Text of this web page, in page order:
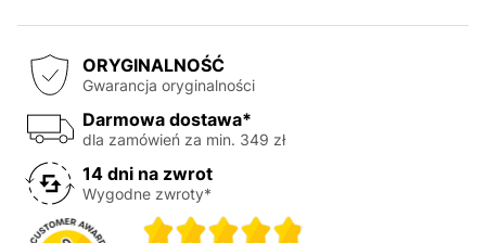
ORYGINALNOŚĆ
Gwarancja oryginalności
Darmowa dostawa*
dla zamówień za min. 349 zł
14 dni na zwrot
Wygodne zwroty*